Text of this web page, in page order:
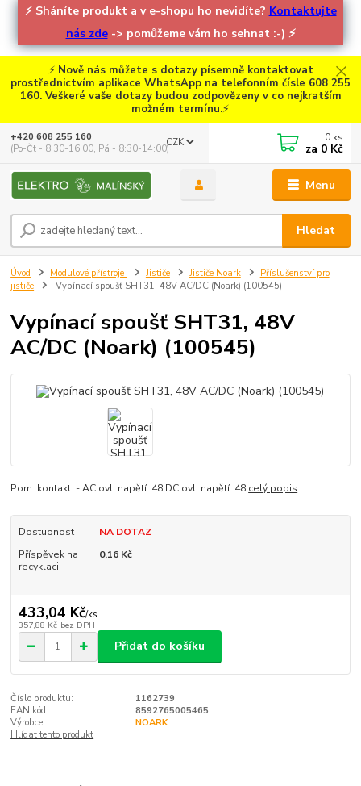
⚡ Sháníte produkt a v e-shopu ho nevidíte? Kontaktujte
nás zde-> pomůžeme vám ho sehnat :-) ⚡
⚡ Nově nás můžete s dotazy písemně kontaktovat
prostřednictvím aplikace WhatsApp na telefonním čísle 608 255
160. Veškeré vaše dotazy budou zodpovězeny v co nejkratším
možném termínu.⚡
Menu
CZK
Hledat
+420 608 255 160
(Po-Čt - 8:30-16:00, Pá - 8:30-14:00)
0 ks
za 0 Kč
Úvod Modulové přístroje Jističe Jističe Noark
Příslušenství pro
jističe
Vypínací spoušť SHT31, 48V AC/DC (Noark) (100545)
Vypínací spoušť SHT31, 48V
AC/DC (Noark) (100545)
Pom. kontakt: - AC ovl. napětí: 48 DC ovl. napětí: 48 celý popis
Dostupnost
NA DOTAZ
Příspěvek na
recyklaci
0,16 Kč
433,04 Kč/ks
357,88 Kč bez DPH
Přidat do košíku
Číslo produktu:
1162739
EAN kód:
8592765005465
Výrobce:
NOARK
Hlídat tento produkt